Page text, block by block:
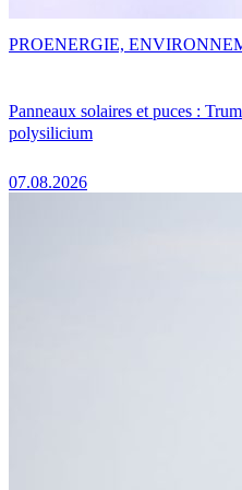
Panneaux solaires et puces :
polysilicium
07.08.2026
PROENERGIE,